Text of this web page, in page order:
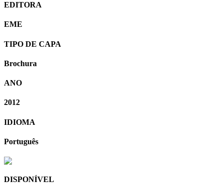
EDITORA
EME
TIPO DE CAPA
Brochura
ANO
2012
IDIOMA
Português
DISPONÍVEL